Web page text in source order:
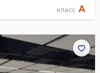
класс A